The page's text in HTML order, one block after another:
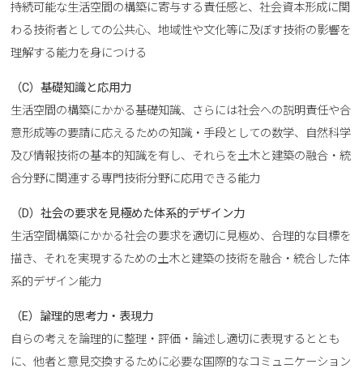
持続可能な生活空間の構築に寄与する責任感と、社会資本形成に関
わる技術者としての公共心、地域性や文化等に及ぼす技術の影響を
理解する能力を身につける
（C）基礎知識と応用力
生活空間の構築にかかる基礎知識、さらには社会への説明責任や合
意形成等の要請に応えるための知識・手段としての数学、自然科学
及び情報技術の基本的知識を有し、それらを土木と建築の融合・統
合分野に関連する専門技術分野に応用できる能力
（D）社会の要求を見極めた体系的デザイン力
生活空間構築にかかる社会の要求を適切に見極め、合理的な目標を
描き、それを実現するための土木と建築の技術を融合・統合した体
系的デザイン能力
（E）論理的思考力・表現力
自らの考えを論理的に整理・評価・論述し適切に表現するととも
に、他者と意見交換するために必要な国際的なコミュニケーション